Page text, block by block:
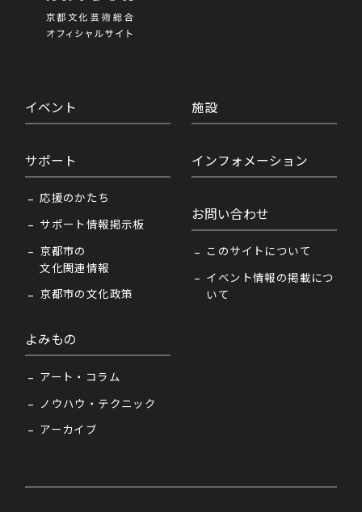
イベント
サポート
応援のかたち
サポート情報掲示板
京都市の
文化関連情報
京都市の文化政策
よみもの
アート・コラム
ノウハウ・テクニック
アーカイブ
施設
インフォメーション
お問い合わせ
このサイトについて
イベント情報の掲載につ
いて